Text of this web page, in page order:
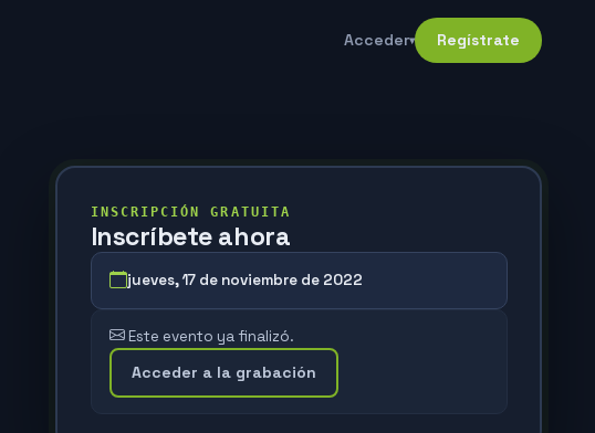
Acceder▾ Regístrate
INSCRIPCIÓN GRATUITA
Inscríbete ahora
jueves, 17 de noviembre de 2022
Este evento ya finalizó.
Acceder a la grabación